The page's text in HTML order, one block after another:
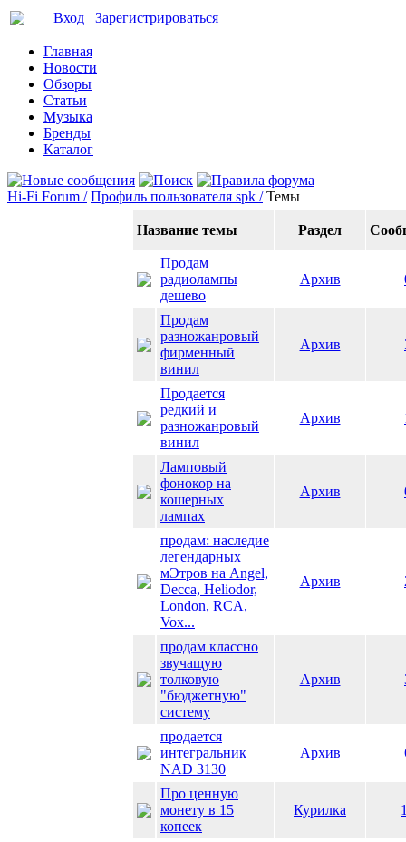
Вход Зарегистрироваться
Главная
Новости
Обзоры
Статьи
Музыка
Бренды
Каталог
Hi-Fi Forum / Профиль пользователя spk / Темы
Название темы Раздел
Продам
радиолампы
дешево
Архив
Продам
разножанровый
фирменный
винил
Архив
Продается
редкий и
разножанровый
винил
Архив
Ламповый
фонокор на
кошерных
лампах
Архив
продам: наследие
легендарных
мЭтров на Angel,
Decca, Heliodor,
London, RCA,
Vox...
Архив
продам классно
звучащую
толковую
"бюджетную"
систему
Архив
продается
интегральник
NAD 3130
Архив
Про ценную
монету в 15
копеек
Курилка